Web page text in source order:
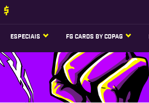
ESPECIAIS FG CARDS BY COPAG